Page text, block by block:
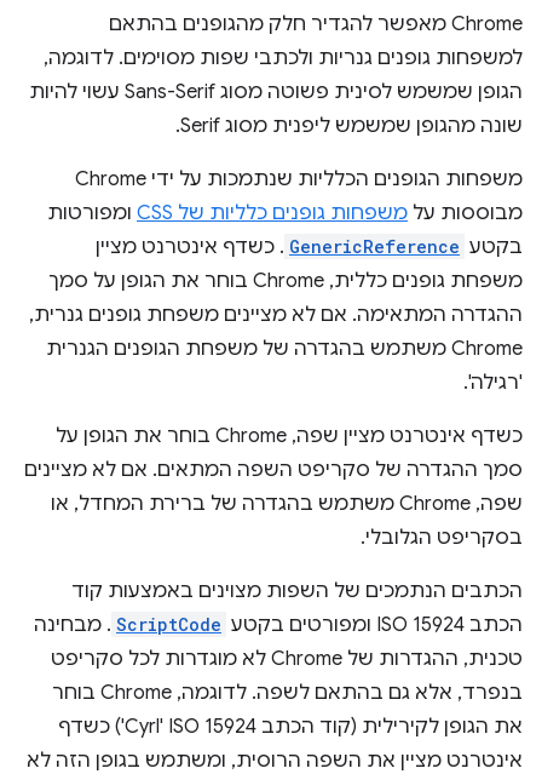
‫Chrome מאפשר להגדיר חלק מהגופנים בהתאם
למשפחות גופנים גנריות ולכתבי שפות מסוימים. לדוגמה,
הגופן שמשמש לסינית פשוטה מסוג Sans-Serif עשוי להיות
שונה מהגופן שמשמש ליפנית מסוג Serif.
משפחות הגופנים הכלליות שנתמכות על ידי Chrome
מבוססות על משפחות גופנים כלליות של CSS
ומפורטות
בקטע GenericReference . כשדף אינטרנט מציין
משפחת גופנים כללית, Chrome בוחר את הגופן על סמך
ההגדרה המתאימה. אם לא מציינים משפחת גופנים גנרית,
Chrome משתמש בהגדרה של משפחת הגופנים הגנרית
'רגילה'.
כשדף אינטרנט מציין שפה, Chrome בוחר את הגופן על
סמך ההגדרה של סקריפט השפה המתאים. אם לא מציינים
שפה, Chrome משתמש בהגדרה של ברירת המחדל, או
בסקריפט הגלובלי.
הכתבים הנתמכים של השפות מצוינים באמצעות קוד
הכתב ISO 15924 ומפורטים בקטע
ScriptCode . מבחינה
טכנית, ההגדרות של Chrome לא מוגדרות לכל סקריפט
בנפרד, אלא גם בהתאם לשפה. לדוגמה, Chrome בוחר
את הגופן לקירילית (קוד הכתב ISO 15924 ‏'Cyrl') כשדף
אינטרנט מציין את השפה הרוסית, ומשתמש בגופן הזה לא